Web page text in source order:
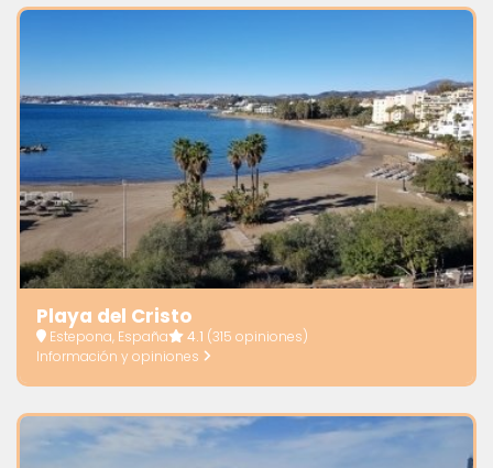
Playa del Cristo
Estepona, España 4.1 (315 opiniones)
Información y opiniones